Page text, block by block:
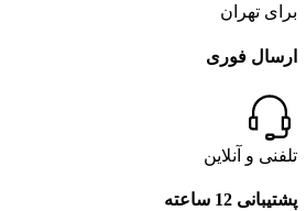
برای تهران
ارسال فوری
تلفنی و آنلاین
پشتیبانی 12 ساعته